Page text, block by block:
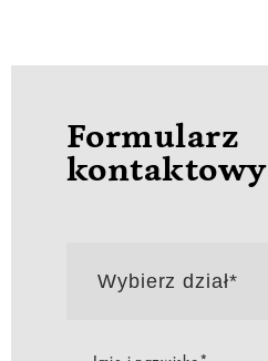
Formularz
kontaktowy